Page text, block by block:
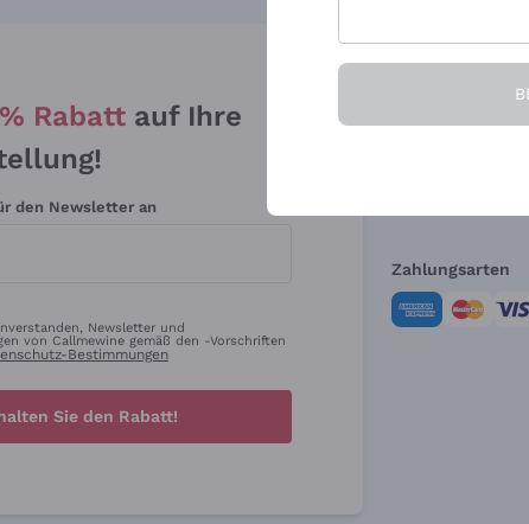
Rabatt auf Ihre
den Newsletter an
Newsletter und
von Callmewine gemäß den -Vorschriften
Bestimmungen
Sie den Rabatt!
Die Firma
Zahlungsarten